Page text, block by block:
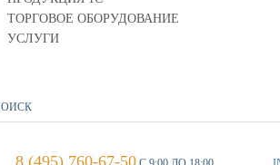
ТОРГОВОЕ ОБОРУДОВАНИЕ
УСЛУГИ
8 (495) 760-67-50